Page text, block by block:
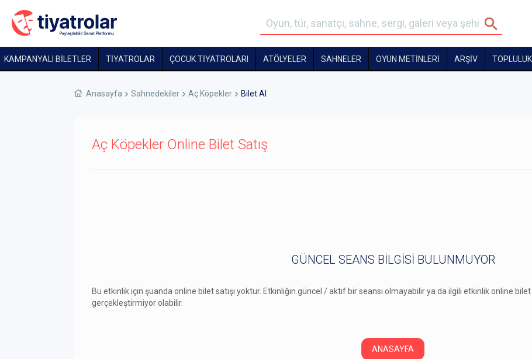
KAMPANYALI BİLETLER TİYATROLAR ÇOCUK TIYATROLARI ATÖLYELER SAHNELER OYUN METİNLERİ ARŞİV
Anasayfa Sahnedekiler Aç Köpekler Bilet Al
Aç Köpekler Online Bilet Satış
GÜNCEL SEANS BİLGİSİ BULUNMUYOR
Bu etkinlik için şuanda online bilet satışı yoktur. Etkinliğin güncel / aktif bir seansı olmayabilir ya da ilgili etkinlik online
gerçekleştirmiyor olabilir.
ANASAYFA